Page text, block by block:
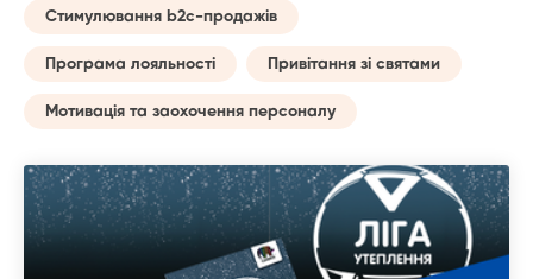
Стимулювання b2c-продажів
Програма лояльності Привітання зі святами
Мотивація та заохочення персоналу